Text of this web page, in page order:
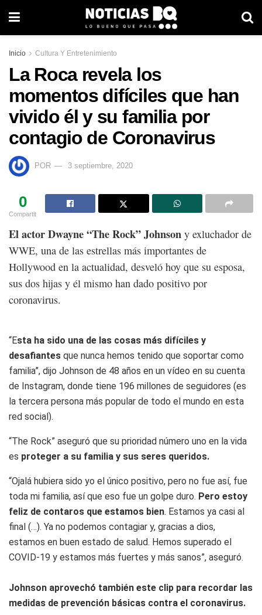
Inicio Cultura Y Entretenimiento
La Roca revela los
momentos difíciles que han
vivido él y su familia por
contagio de Coronavirus
POR 3 septiembre, 2020
0
Compartit
El actor Dwayne “The Rock” Johnson y exluchador de
WWE, una de las estrellas más importantes de
Hollywood en la actualidad, desveló hoy que su esposa,
sus dos hijas y él mismo han dado positivo por
coronavirus.
“Esta ha sido una de las cosas más difíciles y
desafiantes que nunca hemos tenido que soportar como
familia”, dijo Johnson de 48 años en un vídeo en su cuenta
de Instagram, donde tiene 196 millones de seguidores (es
la tercera persona más popular de todo el mundo en esta
red social).
“The Rock” aseguró que su prioridad número uno en la vida
es proteger a su familia y sus seres queridos.
“Ojalá hubiera sido yo el único positivo, pero no fue así, fue
toda mi familia, así que eso fue un golpe duro. Pero estoy
feliz de contaros que estamos bien. Estamos ya casi al
final (…). Ya no podemos contagiar y, gracias a dios,
estamos en buen estado de salud. Hemos superado el
COVID-19 y estamos más fuertes y más sanos”, aseguró.
Johnson aprovechó también este clip para recordar las
medidas de prevención básicas contra el coronavirus.